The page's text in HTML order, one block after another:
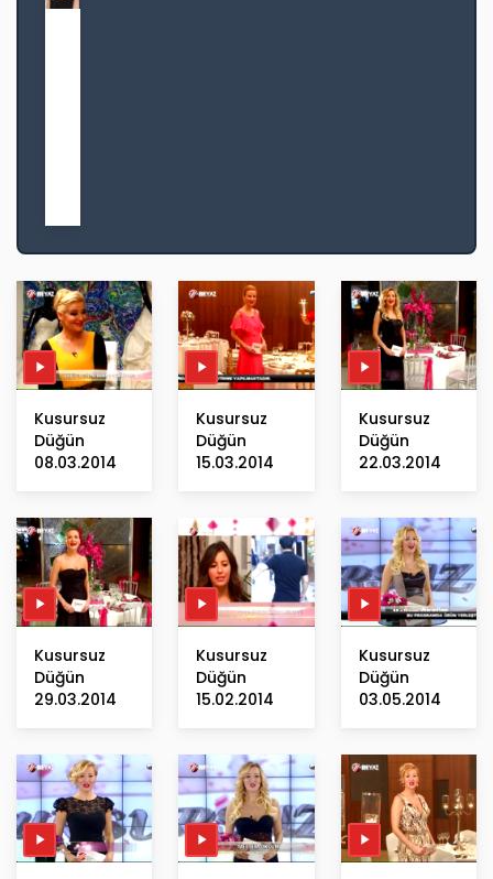
Kusursuz
Düğün
08.03.2014
Kusursuz
Düğün
15.03.2014
Kusursuz
Düğün
22.03.2014
Kusursuz
Düğün
29.03.2014
Kusursuz
Düğün
15.02.2014
Kusursuz
Düğün
03.05.2014